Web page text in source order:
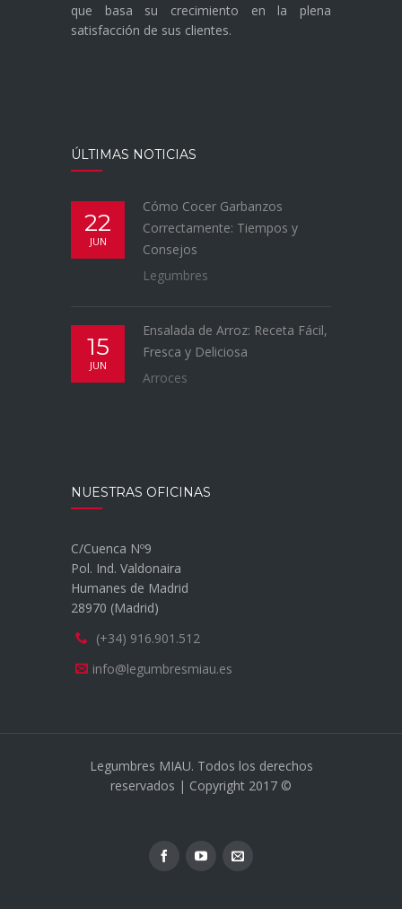
que basa su crecimiento en la plena
satisfacción de sus clientes.
ÚLTIMAS NOTICIAS
22
JUN
Cómo Cocer Garbanzos
Correctamente: Tiempos y
Consejos
Legumbres
15
JUN
Ensalada de Arroz: Receta Fácil,
Fresca y Deliciosa
Arroces
NUESTRAS OFICINAS
C/Cuenca Nº9
Pol. Ind. Valdonaira
Humanes de Madrid
28970 (Madrid)
(+34) 916.901.512
info@legumbresmiau.es
Legumbres MIAU. Todos los derechos
reservados | Copyright 2017 ©